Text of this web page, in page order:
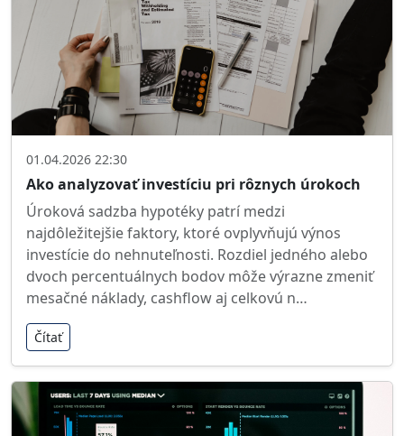
01.04.2026 22:30
Ako analyzovať investíciu pri rôznych úrokoch
Úroková sadzba hypotéky patrí medzi
najdôležitejšie faktory, ktoré ovplyvňujú výnos
investície do nehnuteľnosti. Rozdiel jedného alebo
dvoch percentuálnych bodov môže výrazne zmeniť
mesačné náklady, cashflow aj celkovú n…
Čítať